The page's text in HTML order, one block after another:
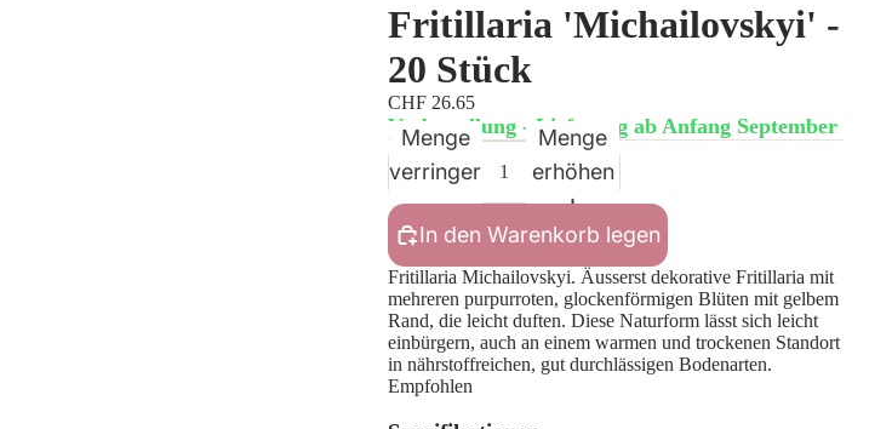
Fritillaria 'Michailovskyi' -
20 Stück
CHF 26.65
Vorbestellung - Lieferung ab Anfang September
Menge
verringern
Menge
erhöhen
In den Warenkorb legen
Fritillaria Michailovskyi. Äusserst dekorative Fritillaria mit
mehreren purpurroten, glockenförmigen Blüten mit gelbem
Rand, die leicht duften. Diese Naturform lässt sich leicht
einbürgern, auch an einem warmen und trockenen Standort
in nährstoffreichen, gut durchlässigen Bodenarten.
Empfohlen